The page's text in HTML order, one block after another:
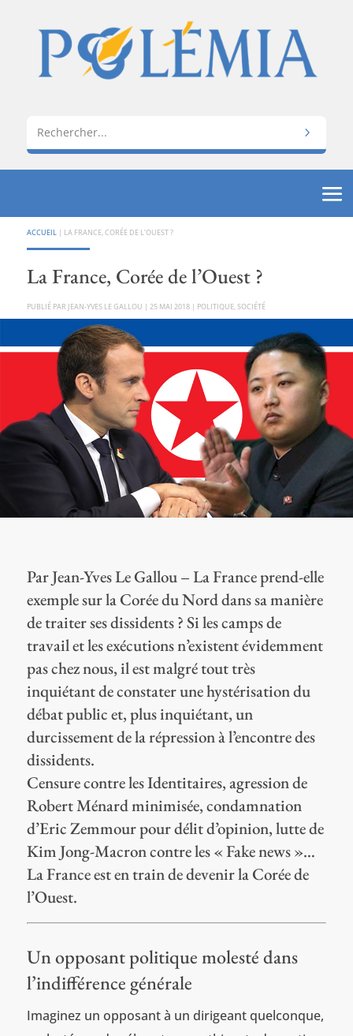
ACCUEIL | LA FRANCE, CORÉE DE L’OUEST ?
La France, Corée de l’Ouest ?
PAR JEAN-YVES LE GALLOU | 25 MAI 2018| POLITIQUE, SOCIÉTÉ
Par Jean-Yves Le Gallou – La France prend-elle
exemple sur la Corée du Nord dans sa manière
de traiter ses dissidents ? Si les camps de
travail et les exécutions n’existent évidemment
pas chez nous, il est malgré tout très
inquiétant de constater une hystérisation du
débat public et, plus inquiétant, un
durcissement de la répression à l’encontre des
dissidents.
Censure contre les Identitaires, agression de
Robert Ménard minimisée, condamnation
d’Eric Zemmour pour délit d’opinion, lutte de
Kim Jong-Macron contre les « Fake news »…
La France est en train de devenir la Corée de
l’Ouest.
Un opposant politique molesté dans
l’indifférence générale
Imaginez un opposant à un dirigeant quelconque,